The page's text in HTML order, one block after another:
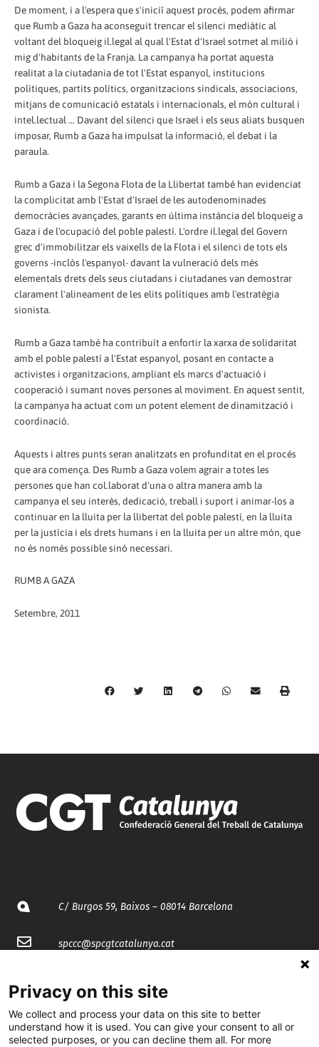
De moment, i a l'espera que s'iniciï aquest procés, podem afirmar
que Rumb a Gaza ha aconseguit trencar el silenci mediàtic al
voltant del bloqueig il.legal al qual l'Estat d'Israel sotmet al milió i
mig d'habitants de la Franja. La campanya ha portat aquesta
realitat a la ciutadania de tot l'Estat espanyol, institucions
polítiques, partits polítics, organitzacions sindicals, associacions,
mitjans de comunicació estatals i internacionals, el món cultural i
intel.lectual ... Davant del silenci que Israel i els seus aliats busquen
imposar, Rumb a Gaza ha impulsat la informació, el debat i la
paraula.
Rumb a Gaza i la Segona Flota de la Llibertat també han evidenciat
la complicitat amb l'Estat d'Israel de les autodenominades
democràcies avançades, garants en última instància del bloqueig a
Gaza i de l'ocupació del poble palestí. L'ordre il.legal del Govern
grec d'immobilitzar els vaixells de la Flota i el silenci de tots els
governs -inclòs l'espanyol- davant la vulneració dels més
elementals drets dels seus ciutadans i ciutadanes van demostrar
clarament l'alineament de les elits polítiques amb l'estratègia
sionista.
Rumb a Gaza també ha contribuït a enfortir la xarxa de solidaritat
amb el poble palestí a l'Estat espanyol, posant en contacte a
activistes i organitzacions, ampliant els marcs d'actuació i
cooperació i sumant noves persones al moviment. En aquest sentit,
la campanya ha actuat com un potent element de dinamització i
coordinació.
Aquests i altres punts seran analitzats en profunditat en el procés
que ara comença. Des Rumb a Gaza volem agrair a totes les
persones que han col.laborat d'una o altra manera amb la
campanya el seu interès, dedicació, treball i suport i animar-los a
continuar en la lluita per la llibertat del poble palestí, en la lluita
per la justícia i els drets humans i en la lluita per un altre món, que
no és només possible sinó necessari.
RUMB A GAZA
Setembre, 2011
C/ Burgos 59, Baixos – 08014 Barcelona
spccc@spcgtcatalunya.cat
@CGTCatalunya
Privacy on this site
We collect and process your data on this site to better
understand how it is used. You can give your consent to all or
selected purposes, or you can decline them all. For more